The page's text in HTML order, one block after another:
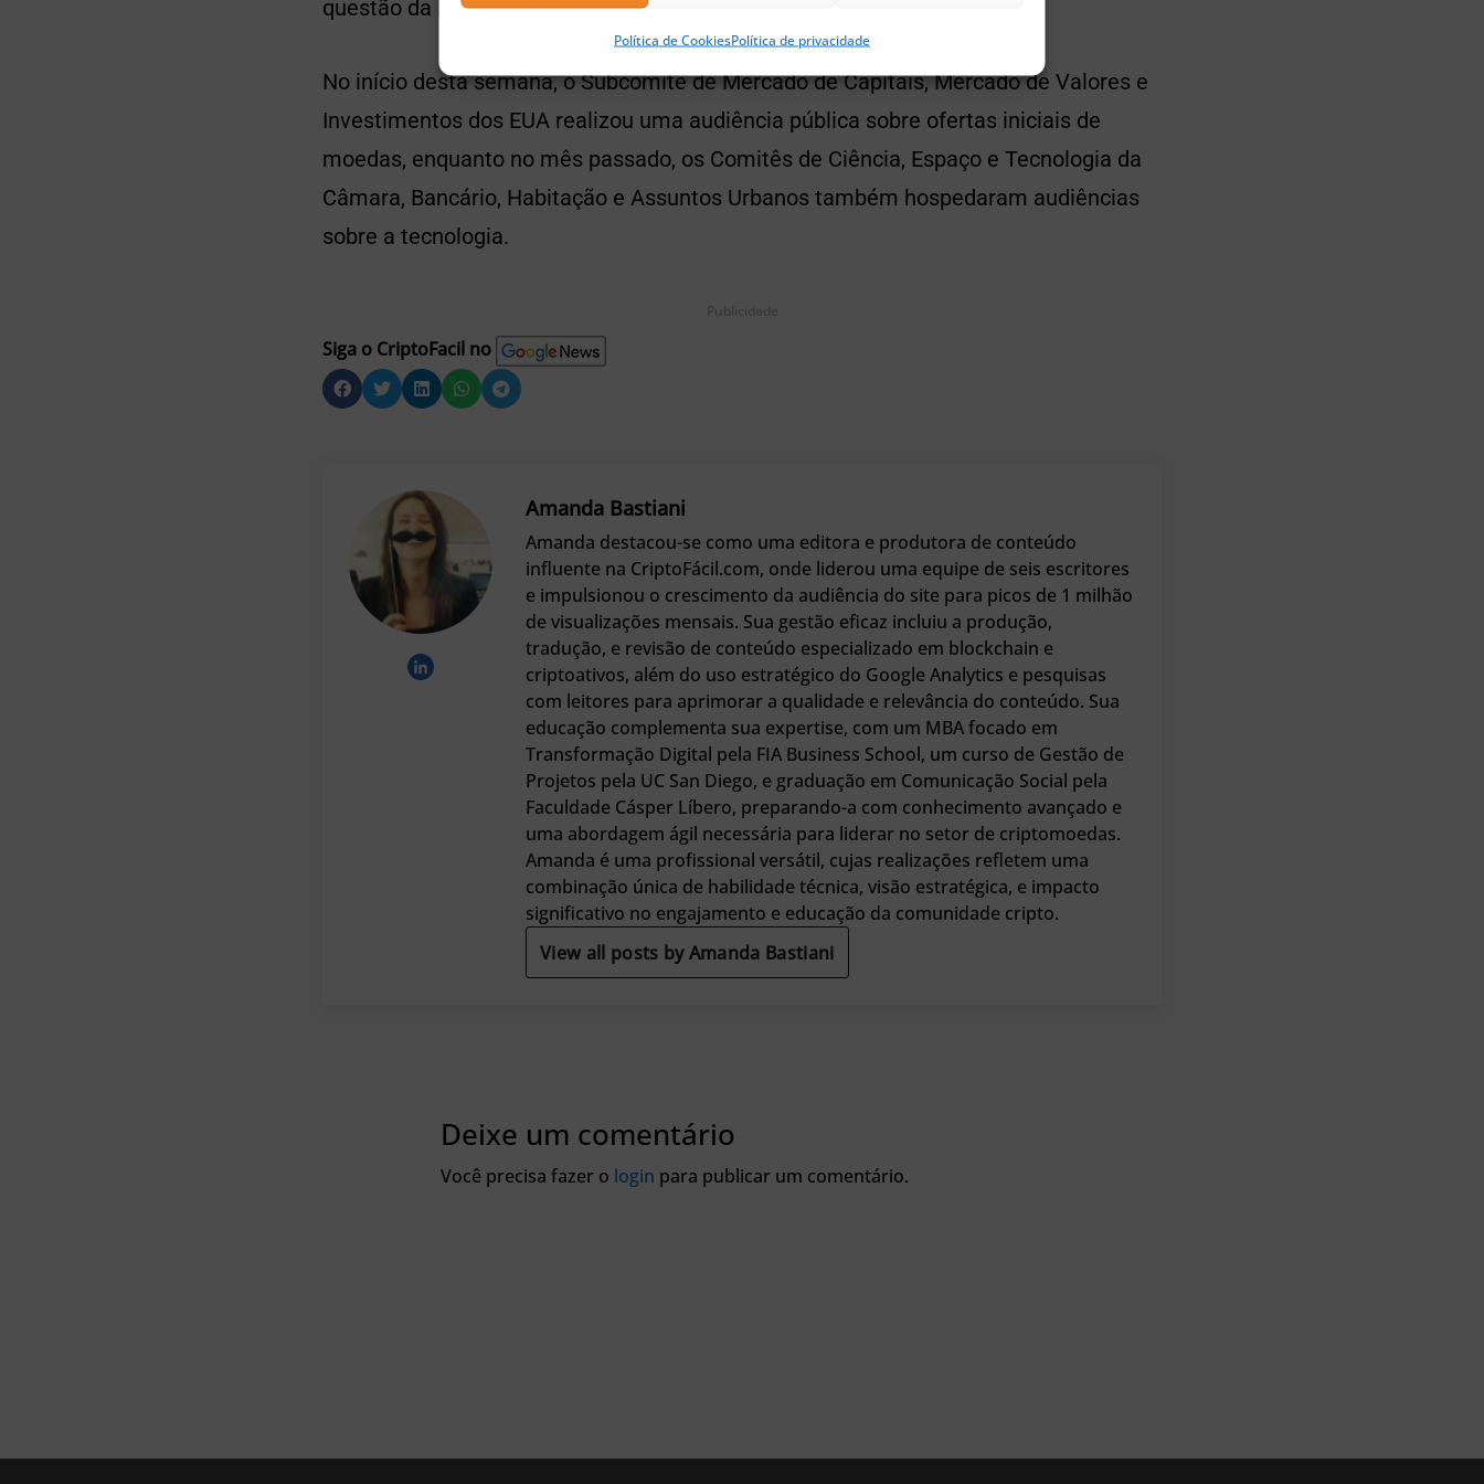
Política de CookiesPolítica de privacidade
questão da blockchain e das criptomoedas.
No início desta semana, o Subcomitê de Mercado de Capitais, Mercado de Valores e
Investimentos dos EUA realizou uma audiência pública sobre ofertas iniciais de
moedas, enquanto no mês passado, os Comitês de Ciência, Espaço e Tecnologia da
Câmara, Bancário, Habitação e Assuntos Urbanos também hospedaram audiências
sobre a tecnologia.
Publicidade
Siga o CriptoFacil no
Amanda Bastiani
Amanda destacou-se como uma editora e produtora de conteúdo
influente na CriptoFácil.com, onde liderou uma equipe de seis escritores
e impulsionou o crescimento da audiência do site para picos de 1 milhão
de visualizações mensais. Sua gestão eficaz incluiu a produção,
tradução, e revisão de conteúdo especializado em blockchain e
criptoativos, além do uso estratégico do Google Analytics e pesquisas
com leitores para aprimorar a qualidade e relevância do conteúdo. Sua
educação complementa sua expertise, com um MBA focado em
Transformação Digital pela FIA Business School, um curso de Gestão de
Projetos pela UC San Diego, e graduação em Comunicação Social pela
Faculdade Cásper Líbero, preparando-a com conhecimento avançado e
uma abordagem ágil necessária para liderar no setor de criptomoedas.
Amanda é uma profissional versátil, cujas realizações refletem uma
combinação única de habilidade técnica, visão estratégica, e impacto
significativo no engajamento e educação da comunidade cripto.
View all posts by Amanda Bastiani
Deixe um comentário
Você precisa fazer o login para publicar um comentário.